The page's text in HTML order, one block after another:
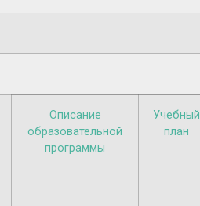
Описание
образовательной
программы
Учебный
план